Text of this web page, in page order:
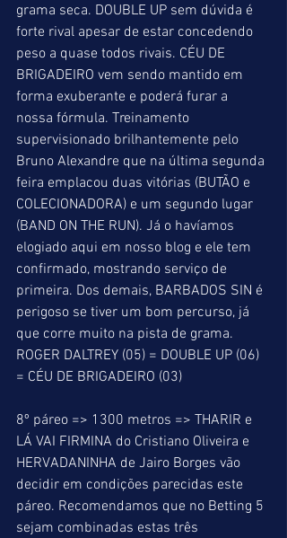
grama seca. DOUBLE UP sem dúvida é
forte rival apesar de estar concedendo
peso a quase todos rivais. CÉU DE
BRIGADEIRO vem sendo mantido em
forma exuberante e poderá furar a
nossa fórmula. Treinamento
supervisionado brilhantemente pelo
Bruno Alexandre que na última segunda
feira emplacou duas vitórias (BUTÃO e
COLECIONADORA) e um segundo lugar
(BAND ON THE RUN). Já o havíamos
elogiado aqui em nosso blog e ele tem
confirmado, mostrando serviço de
primeira. Dos demais, BARBADOS SIN é
perigoso se tiver um bom percurso, já
que corre muito na pista de grama.
ROGER DALTREY (05) = DOUBLE UP (06)
= CÉU DE BRIGADEIRO (03)
8º páreo => 1300 metros => THARIR e
LÁ VAI FIRMINA do Cristiano Oliveira e
HERVADANINHA de Jairo Borges vão
decidir em condições parecidas este
páreo. Recomendamos que no Betting 5
sejam combinadas estas três